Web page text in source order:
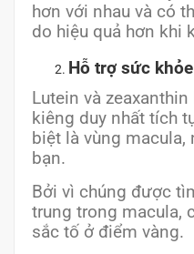
hơn với nhau và có
do hiệu quả hơn khi
Hỗ trợ sức
Lutein và
kiêng duy nhất tích
biệt là vùng macula,
bạn.
Bởi vì chúng được
trung trong macula,
sắc tố ở điểm vàng.